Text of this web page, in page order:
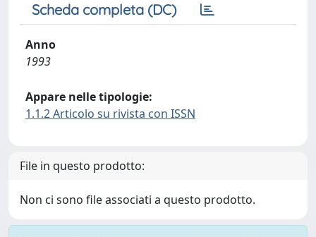
Scheda completa (DC)
Anno
1993
Appare nelle tipologie:
1.1.2 Articolo su rivista con ISSN
File in questo prodotto:
Non ci sono file associati a questo prodotto.